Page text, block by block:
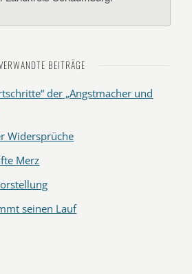
BEITRÄGE
der „Angstmacher und
Widersprüche
Merz
seinen Lauf